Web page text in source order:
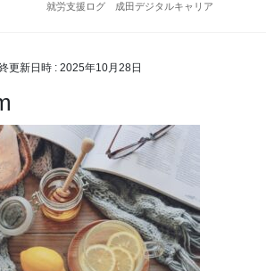
成田デジタルキャリア
更新日時 : 2025年10月28日